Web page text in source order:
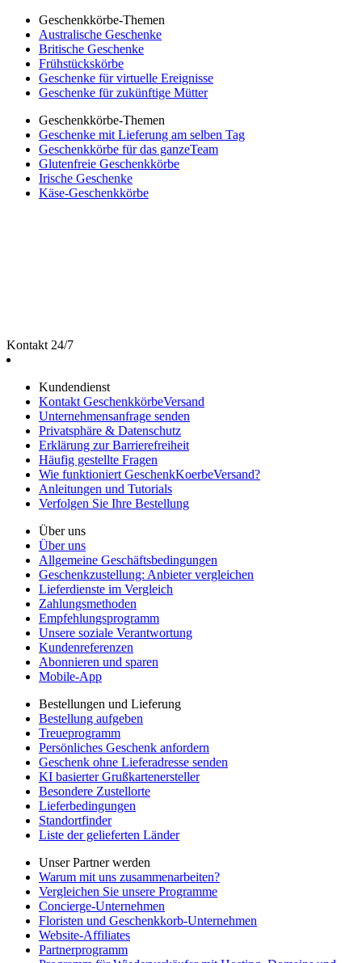
Geschenkkörbe-Themen
Australische Geschenke
Britische Geschenke
Frühstückskörbe
Geschenke für virtuelle Ereignisse
Geschenke für zukünftige Mütter
Geschenkkörbe-Themen
Geschenke mit Lieferung am selben Tag
Geschenkkörbe für das ganzeTeam
Glutenfreie Geschenkkörbe
Irische Geschenke
Käse-Geschenkkörbe
Kontakt 24/7
Kundendienst
Kontakt GeschenkkörbeVersand
Unternehmensanfrage senden
Privatsphäre & Datenschutz
Erklärung zur Barrierefreiheit
Häufig gestellte Fragen
Wie funktioniert GeschenkKoerbeVersand?
Anleitungen und Tutorials
Verfolgen Sie Ihre Bestellung
Über uns
Über uns
Allgemeine Geschäftsbedingungen
Geschenkzustellung: Anbieter vergleichen
Lieferdienste im Vergleich
Zahlungsmethoden
Empfehlungsprogramm
Unsere soziale Verantwortung
Kundenreferenzen
Abonnieren und sparen
Mobile-App
Bestellungen und Lieferung
Bestellung aufgeben
Treueprogramm
Persönliches Geschenk anfordern
Geschenk ohne Lieferadresse senden
KI basierter Grußkartenersteller
Besondere Zustellorte
Lieferbedingungen
Standortfinder
Liste der gelieferten Länder
Unser Partner werden
Warum mit uns zusammenarbeiten?
Vergleichen Sie unsere Programme
Concierge-Unternehmen
Floristen und Geschenkkorb-Unternehmen
Website-Affiliates
Partnerprogramm